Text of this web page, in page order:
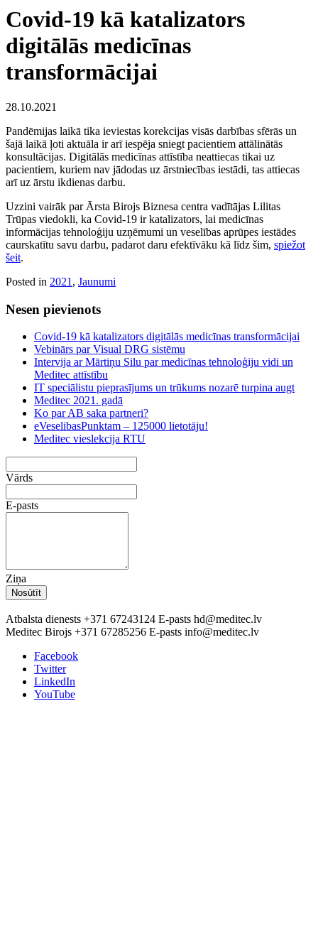
Covid-19 kā katalizators
digitālās medicīnas
transformācijai
28.10.2021
Pandēmijas laikā tika ieviestas korekcijas visās darbības sfērās un
šajā laikā ļoti aktuāla ir arī iespēja sniegt pacientiem attālinātās
konsultācijas. Digitālās medicīnas attīstība neattiecas tikai uz
pacientiem, kuriem nav jādodas uz ārstniecības iestādi, tas attiecas
arī uz ārstu ikdienas darbu.
Uzzini vairāk par Ārsta Birojs Biznesa centra vadītājas Lilitas
Trūpas viedokli, ka Covid-19 ir katalizators, lai medicīnas
informācijas tehnoloģiju uzņēmumi un veselības aprūpes iestādes
caurskatītu savu darbu, padarot daru efektīvāku kā līdz šim, spiežot
šeit.
Posted in 2021 , Jaunumi
Nesen pievienots
Covid-19 kā katalizators digitālās medicīnas transformācijai
Vebinārs par Visual DRG sistēmu
Intervija ar Mārtiņu Silu par medicīnas tehnoloģiju vidi un
Meditec attīstību
IT speciālistu pieprasījums un trūkums nozarē turpina augt
Meditec 2021. gadā
Ko par AB saka partneri?
eVeselibasPunktam – 125000 lietotāju!
Meditec vieslekcija RTU
this
field
blank
Vārds
E-pasts
Ziņa
Nosūtīt
Atbalsta dienests +371 67243124 E-pasts hd@meditec.lv
Meditec Birojs +371 67285256 E-pasts info@meditec.lv
Facebook
Twitter
LinkedIn
YouTube